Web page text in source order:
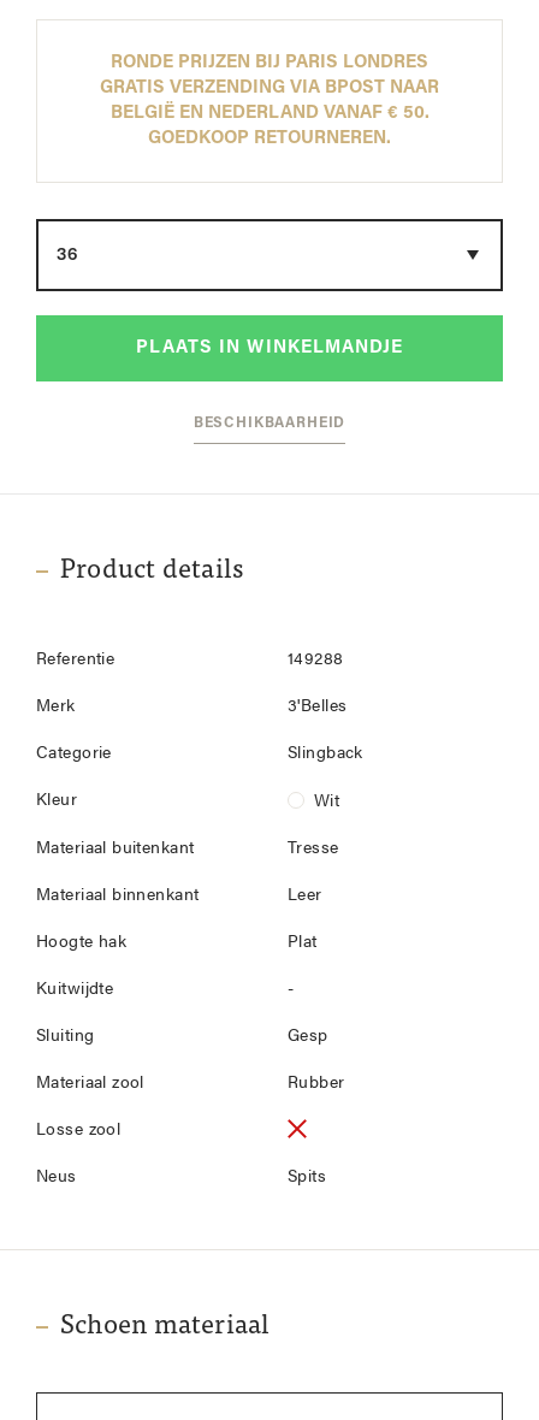
RONDE PRIJZEN BIJ PARIS LONDRES
GRATIS VERZENDING VIA BPOST NAAR
BELGIË EN NEDERLAND VANAF € 50.
GOEDKOOP RETOURNEREN.
PLAATS IN WINKELMANDJE
BESCHIKBAARHEID
Product details
Referentie 149288
Merk 3'Belles
Categorie Slingback
Kleur Wit
Materiaal buitenkant Tresse
Materiaal binnenkant Leer
Hoogte hak Plat
Kuitwijdte -
Sluiting Gesp
Materiaal zool Rubber
Losse zool
Neus Spits
Schoen materiaal